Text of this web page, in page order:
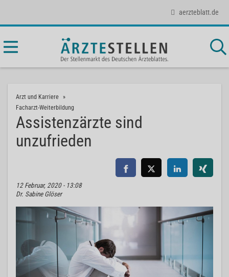
aerzteblatt.de
Arzt und Karriere
Facharzt-Weiterbildung
Assistenzärzte sind
unzufrieden
12 Februar, 2020 - 13:08
Dr. Sabine Glöser